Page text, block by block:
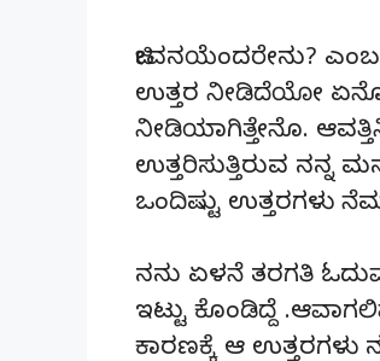
ಜೀವನಯೆಂದರೇನು?
ಉತ್ತರ ನೀಡಿದೆಯೋ
ನೀಡಿಯಾಗಿತ್ತೇನೊ.
ಉತ್ತರಿಸುತ್ತಿರುವ ನನ್ನ
ಒಂದಿಷ್ಟು ಉತ್ತರಗಳು
ನನು ಏಳನೆ ತರಗತಿ
ಇಟ್ಟು ಕೊಂಡಿದ್ದೆ
ಕಾರಣಕ್ಕೆ ಆ ಉತ್ತರಗಳು